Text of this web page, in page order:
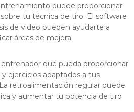
puede proporcionar
tu técnica de tiro. El software
de video pueden ayudarte a
áreas de mejora.
que pueda proporcionar
ejercicios adaptados a tus
retroalimentación regular puede
y aumentar tu potencia de tiro